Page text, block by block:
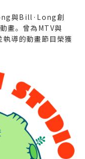
與Bill·Long創
畫。曾為MTV與
導的動畫節目榮獲